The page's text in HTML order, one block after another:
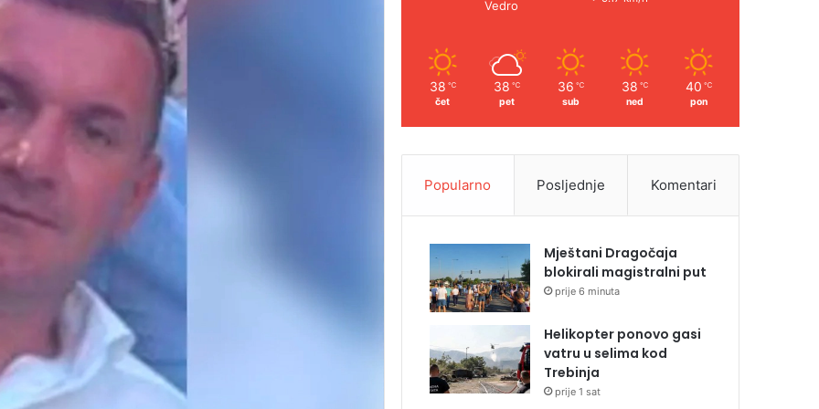
Vedro
38 ℃
čet
38 ℃
pet
36 ℃
sub
38 ℃
ned
40 ℃
pon
Popularno Posljednje Komentari
Mještani Dragočaja
blokirali magistralni put
prije 6 minuta
Helikopter ponovo gasi
vatru u selima kod
Trebinja
prije 1 sat